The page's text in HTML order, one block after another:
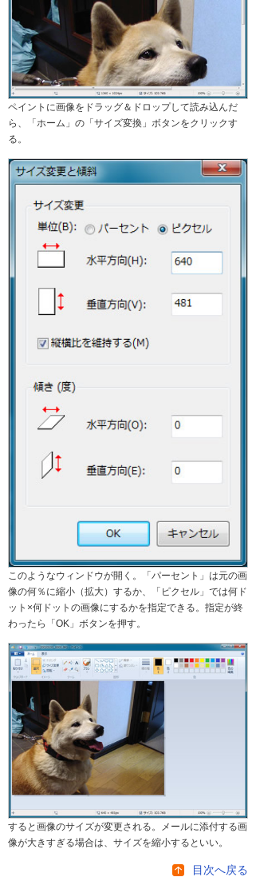
ペイントに画像をドラッグ＆ドロップして読み込んだ
ら、「ホーム」の「サイズ変換」ボタンをクリックす
る。
このようなウィンドウが開く。「パーセント」は元の画
像の何％に縮小（拡大）するか、「ピクセル」では何ド
ット×何ドットの画像にするかを指定できる。指定が終
わったら「OK」ボタンを押す。
すると画像のサイズが変更される。メールに添付する画
像が大きすぎる場合は、サイズを縮小するといい。
目次へ戻る